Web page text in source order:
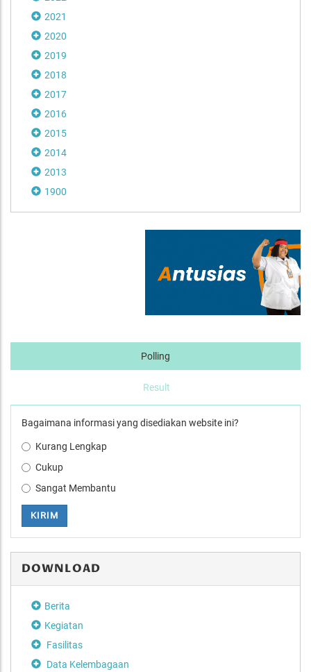
2021
2020
2019
2018
2017
2016
2015
2014
2013
1900
Polling
Result
Bagaimana informasi yang disediakan website ini?
Kurang Lengkap
Cukup
Sangat Membantu
KIRIM
DOWNLOAD
Berita
Kegiatan
Fasilitas
Data Kelembagaan